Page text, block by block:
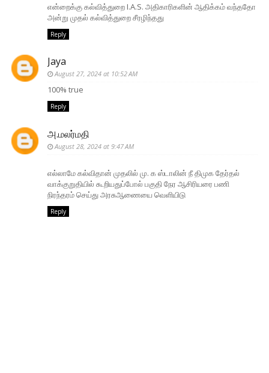
என்றைக்கு கல்வித்துறை I.A.S. அதிகாரிகளின் ஆதிக்கம் வந்ததோ
அன்று முதல் கல்வித்துறை சீரழிந்தது
Reply
Jaya
August 27, 2024 at 10:52 AM
100% true
Reply
அ.மலர்மதி
August 28, 2024 at 9:47 AM
எல்லாமே கல்விதான் முதலில் மு. க ஸ்டாலின் நீ திமுக தேர்தல்
வாக்குறுதியில் கூறியதுப்போல் பகுதி நேர ஆசிரியரை பணி
நிரந்தரம் செய்து அரசுஆணையை வெளியிடு
Reply